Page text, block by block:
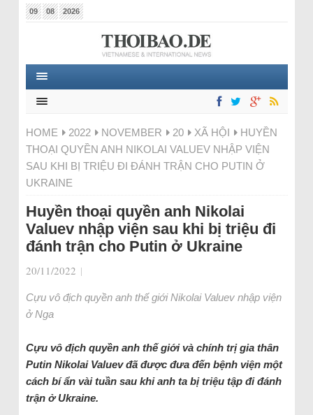
09 08 2026
HOME 2022 NOVEMBER 20 XÃ HỘI
HUYỀN
THOẠI QUYỀN ANH NIKOLAI VALUEV NHẬP VIỆN
SAU KHI BỊ TRIỆU ĐI ĐÁNH TRẬN CHO PUTIN Ở
UKRAINE
Huyền thoại quyền anh Nikolai
Valuev nhập viện sau khi bị triệu đi
đánh trận cho Putin ở Ukraine
20/11/2022 |
Cựu vô địch quyền anh thế giới Nikolai Valuev nhập viện
ở Nga
Cựu vô địch quyền anh thế giới và chính trị gia thân
Putin Nikolai Valuev đã được đưa đến bệnh viện một
cách bí ẩn vài tuần sau khi anh ta bị triệu tập đi đánh
trận ở Ukraine.